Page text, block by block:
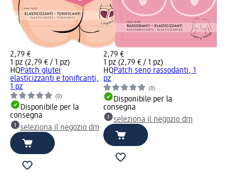
2,79 €
1 pz (2,79 € / 1 pz)
HQPatch glutei
elasticizzanti e tonificanti,
1 pz
(0)
Disponibile per la
consegna
seleziona il negozio dm
2,79 €
1 pz (2,79 € / 1 pz)
HQPatch seno rassodanti, 1
pz
(0)
Disponibile per la
consegna
seleziona il negozio dm